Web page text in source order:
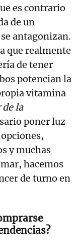
es contrario
de un
antagonizan.
que realmente
de tener
potencian la
vitamina
de la
poner luz
y muchas
hacemos
de turno en